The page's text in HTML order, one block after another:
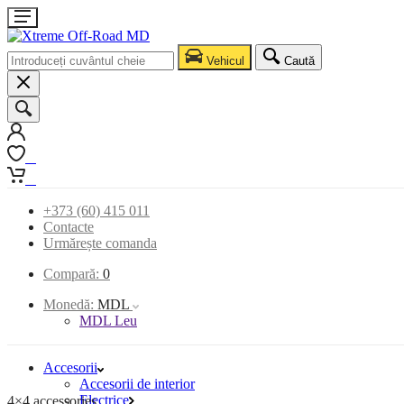
Vehicul Caută
+373 (60) 415 011
Contacte
Urmărește comanda
Compară: 0
Monedă: MDL
MDL Leu
Accesorii
Accesorii de interior
Electrice
4×4 accessories